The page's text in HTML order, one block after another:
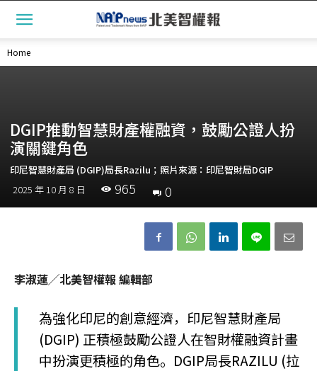
Home
DGIP推動智慧財產權融資，鼓勵公證人扮
演關鍵角色
印尼智慧財產局 (DGIP)局長Razilu；照片來源：印尼智財局DGIP
2025 年 10 月 8 日
965 0
李淑蓮╱北美智權報 編輯部
為強化印尼的創意經濟，印尼智慧財產局
(DGIP) 正積極鼓勵公證人在智財權融資計畫
中扮演更積極的角色。DGIP局長RAZILU (拉